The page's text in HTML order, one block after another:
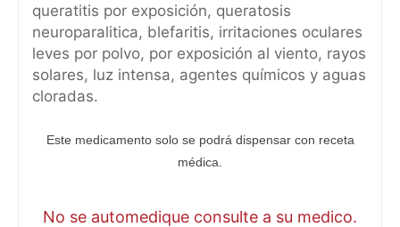
queratitis por exposición, queratosis
neuroparalitica, blefaritis, irritaciones oculares
leves por polvo, por exposición al viento, rayos
solares, luz intensa, agentes químicos y aguas
cloradas.
Este medicamento solo se podrá dispensar con receta
médica.
No se automedique consulte a su medico.